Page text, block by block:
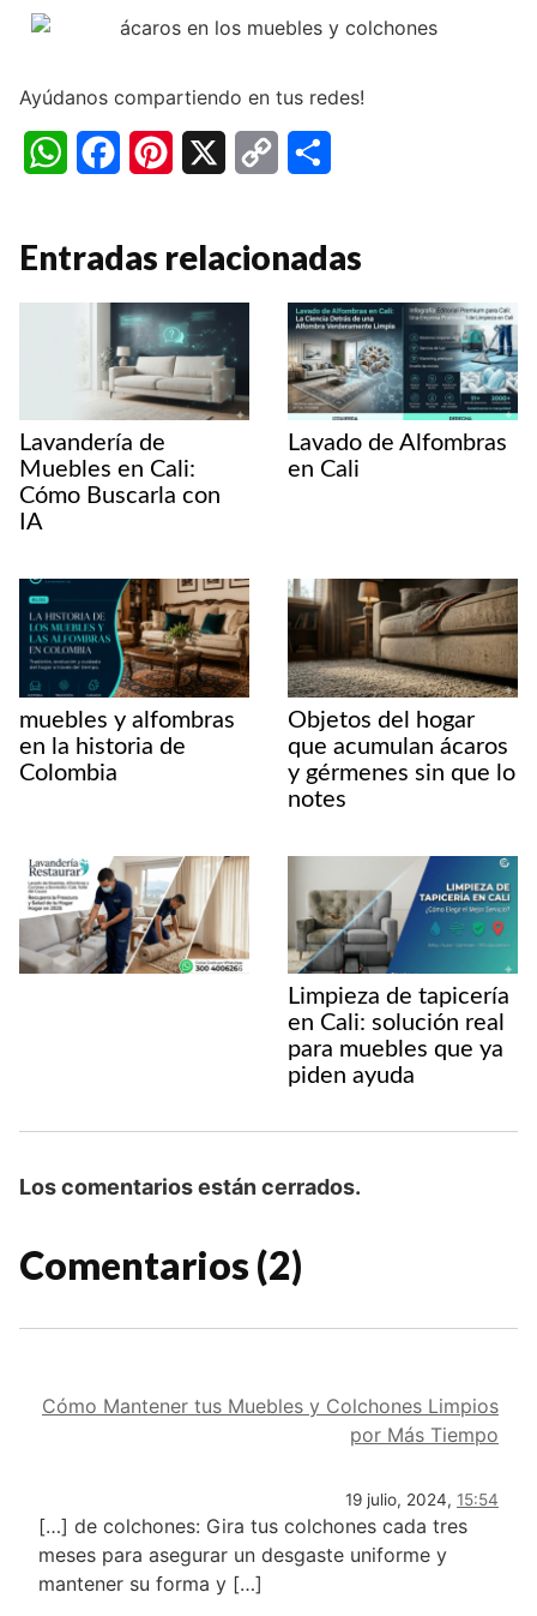
Ayúdanos compartiendo en tus redes!
W
p
b
o
o
k
e
r
e
s
t
n
a
r
t
i
Entradas relacionadas
Lavandería de
Muebles en Cali:
Cómo Buscarla con
IA
Lavado de Alfombras
en Cali
muebles y alfombras
en la historia de
Colombia
Objetos del hogar
que acumulan ácaros
y gérmenes sin que lo
notes
Limpieza de tapicería
en Cali: solución real
para muebles que ya
piden ayuda
Los comentarios están cerrados.
Comentarios (2)
Cómo Mantener tus Muebles y Colchones Limpios
por Más Tiempo
19 julio, 2024, 15:54
[…] de colchones: Gira tus colchones cada tres
meses para asegurar un desgaste uniforme y
mantener su forma y […]